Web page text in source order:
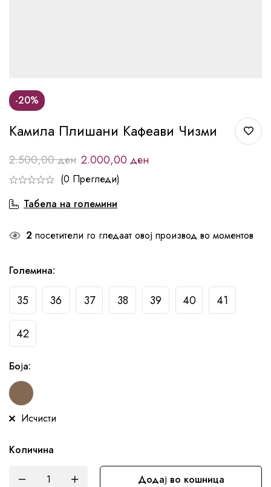
-20%
Камила Плишани Кафеави Чизми
2.500,00ден 2.000,00 ден
(0 Прегледи)
Табела на големини
2 посетители го гледаат овој производ во моментов
Големина:
35 36 37 38 39 40 41
42
Боја:
Исчисти
Количина
Додај во кошница